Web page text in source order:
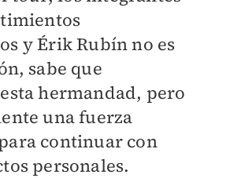
y Érik Rubín no es
sabe que
hermandad, pero
una fuerza
continuar con
personales.